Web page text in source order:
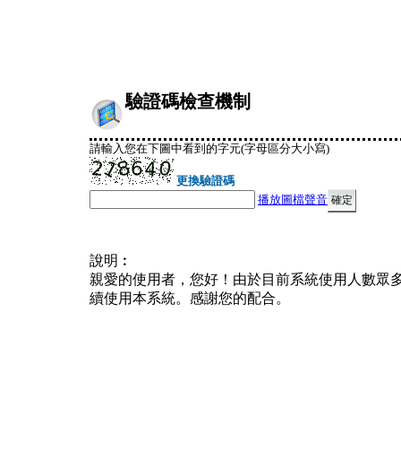
驗證碼檢查機制
請輸入您在下圖中看到的字元(字母區分大小寫)
更換驗證碼
播放圖檔聲音
說明︰
親愛的使用者，您好！由於目前系統使用人數眾
續使用本系統。感謝您的配合。